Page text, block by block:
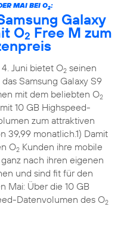
MAI BEI O2:
Galaxy
O2 Free M zum
4. Juni bietet O2seinen
Samsung Galaxy S9
mit dem beliebten O2
10 GB Highspeed-
zum attraktiven
39,99 monatlich.1) Damit
O2Kunden ihre mobile
nach ihren eigenen
und sind fit für den
Mai: Über die 10 GB
Datenvolumen des O2